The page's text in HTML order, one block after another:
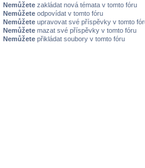
Nemůžete zakládat nová témata v tomto fóru
Nemůžete odpovídat v tomto fóru
Nemůžete upravovat své příspěvky v tomto
Nemůžete mazat své příspěvky v tomto fóru
Nemůžete přikládat soubory v tomto fóru